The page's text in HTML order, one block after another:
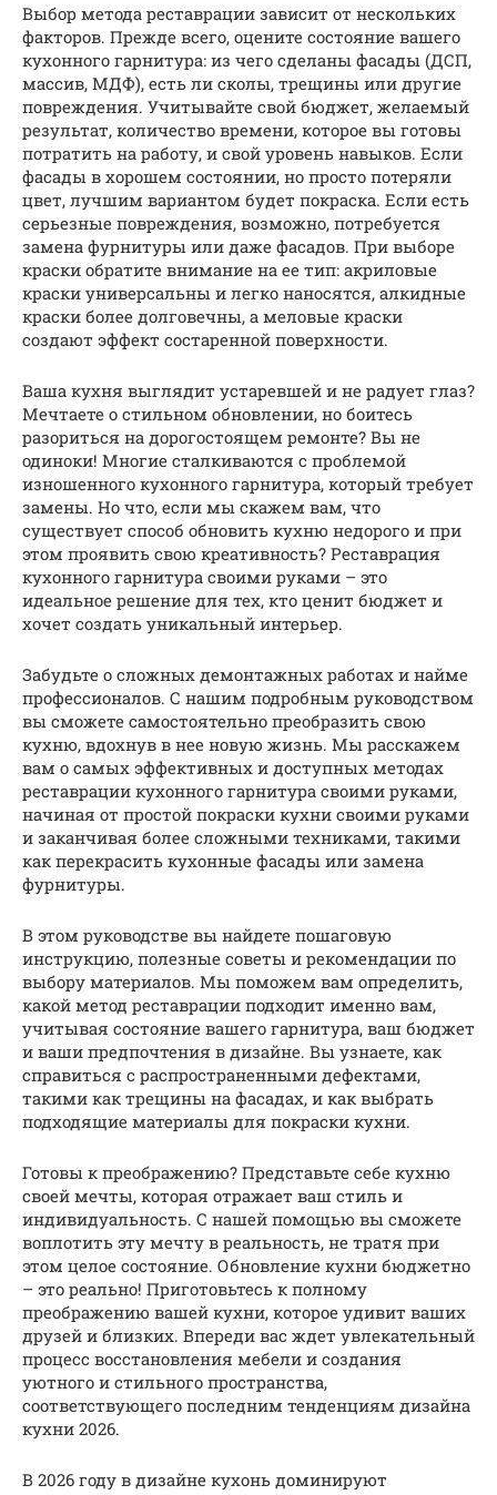
Выбор метода реставрации зависит от нескольких
факторов. Прежде всего, оцените состояние вашего
кухонного гарнитура: из чего сделаны фасады (ДСП,
массив, МДФ), есть ли сколы, трещины или другие
повреждения. Учитывайте свой бюджет, желаемый
результат, количество времени, которое вы готовы
потратить на работу, и свой уровень навыков. Если
фасады в хорошем состоянии, но просто потеряли
цвет, лучшим вариантом будет покраска. Если есть
серьезные повреждения, возможно, потребуется
замена фурнитуры или даже фасадов. При выборе
краски обратите внимание на ее тип: акриловые
краски универсальны и легко наносятся, алкидные
краски более долговечны, а меловые краски
создают эффект состаренной поверхности.
Ваша кухня выглядит устаревшей и не радует глаз?
Мечтаете о стильном обновлении, но боитесь
разориться на дорогостоящем ремонте? Вы не
одиноки! Многие сталкиваются с проблемой
изношенного кухонного гарнитура, который требует
замены. Но что, если мы скажем вам, что
существует способ обновить кухню недорого и при
этом проявить свою креативность? Реставрация
кухонного гарнитура своими руками – это
идеальное решение для тех, кто ценит бюджет и
хочет создать уникальный интерьер.
Забудьте о сложных демонтажных работах и найме
профессионалов. С нашим подробным руководством
вы сможете самостоятельно преобразить свою
кухню, вдохнув в нее новую жизнь. Мы расскажем
вам о самых эффективных и доступных методах
реставрации кухонного гарнитура своими руками,
начиная от простой покраски кухни своими руками
и заканчивая более сложными техниками, такими
как перекрасить кухонные фасады или замена
фурнитуры.
В этом руководстве вы найдете пошаговую
инструкцию, полезные советы и рекомендации по
выбору материалов. Мы поможем вам определить,
какой метод реставрации подходит именно вам,
учитывая состояние вашего гарнитура, ваш бюджет
и ваши предпочтения в дизайне. Вы узнаете, как
справиться с распространенными дефектами,
такими как трещины на фасадах, и как выбрать
подходящие материалы для покраски кухни.
Готовы к преображению? Представьте себе кухню
своей мечты, которая отражает ваш стиль и
индивидуальность. С нашей помощью вы сможете
воплотить эту мечту в реальность, не тратя при
этом целое состояние. Обновление кухни бюджетно
– это реально! Приготовьтесь к полному
преображению вашей кухни, которое удивит ваших
друзей и близких. Впереди вас ждет увлекательный
процесс восстановления мебели и создания
уютного и стильного пространства,
соответствующего последним тенденциям дизайна
кухни 2026.
В 2026 году в дизайне кухонь доминируют